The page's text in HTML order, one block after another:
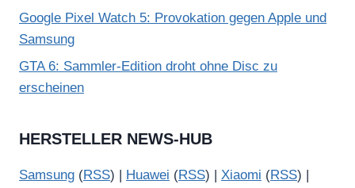
Google Pixel Watch 5: Provokation gegen Apple und
Samsung
GTA 6: Sammler-Edition droht ohne Disc zu
erscheinen
HERSTELLER NEWS-HUB
Samsung (RSS) | Huawei (RSS) | Xiaomi (RSS) |